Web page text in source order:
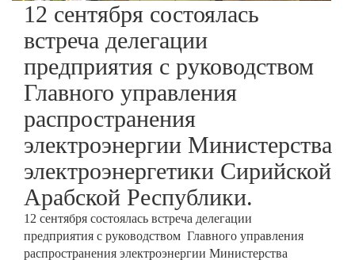
12 сентября состоялась
встреча делегации
предприятия с руководством
Главного управления
распространения
электроэнергии Министерства
электроэнергетики Сирийской
Арабской Республики.
12 сентября состоялась встреча делегации
предприятия с руководством Главного управления
распространения электроэнергии Министерства